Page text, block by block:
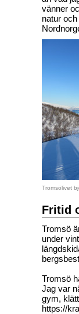
vänner
natur
Tromsölivet
Fritid
Tromsö
under
Tromsö
Jag var
gym,
https://